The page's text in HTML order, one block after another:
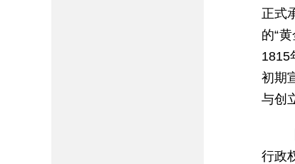
正式
的“
1815
初期
与创
行政